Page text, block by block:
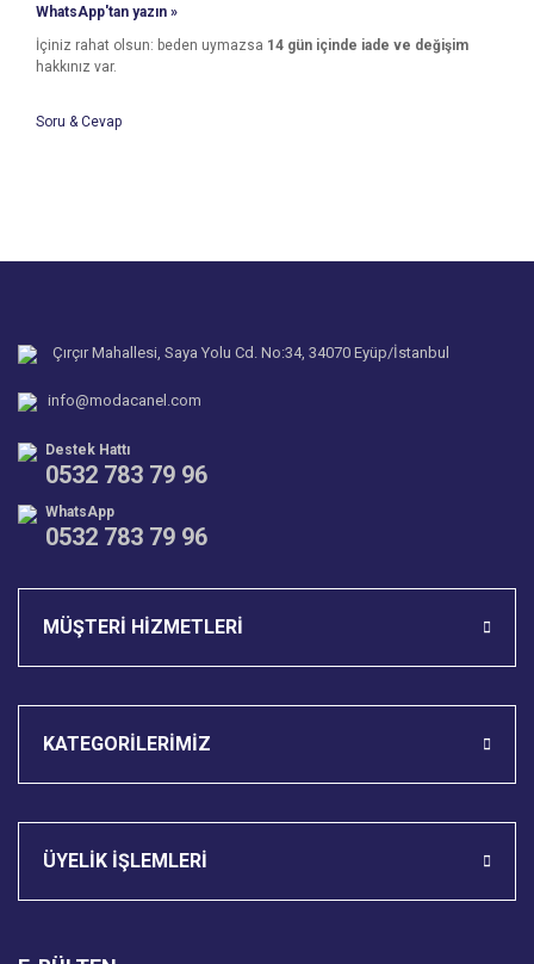
WhatsApp'tan yazın »
İçiniz rahat olsun: beden uymazsa 14 gün içinde iade ve değişim
hakkınız var.
Bu ürüne benzer farklı alternatifler olmalı.
Soru & Cevap
Çırçır Mahallesi, Saya Yolu Cd. No:34, 34070 Eyüp/İstanbul
info@modacanel.com
Destek Hattı
0532 783 79 96
WhatsApp
0532 783 79 96
MÜŞTERİ HİZMETLERİ
KATEGORİLERİMİZ
ÜYELİK İŞLEMLERİ